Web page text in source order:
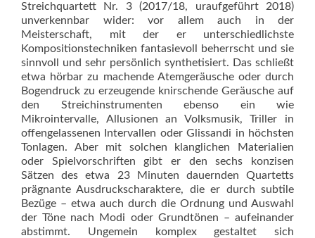
Streichquartett Nr. 3 (2017/18, uraufgeführt 2018)
unverkennbar wider: vor allem auch in der
Meisterschaft, mit der er unterschiedlichste
Kompositionstechniken fantasievoll beherrscht und sie
sinnvoll und sehr persönlich synthetisiert. Das schließt
etwa hörbar zu machende Atemgeräusche oder durch
Bogendruck zu erzeugende knirschende Geräusche auf
den Streichinstrumenten ebenso ein wie
Mikrointervalle, Allusionen an Volksmusik, Triller in
offengelassenen Intervallen oder Glissandi in höchsten
Tonlagen. Aber mit solchen klanglichen Materialien
oder Spielvorschriften gibt er den sechs konzisen
Sätzen des etwa 23 Minuten dauernden Quartetts
prägnante Ausdruckscharaktere, die er durch subtile
Bezüge – etwa auch durch die Ordnung und Auswahl
der Töne nach Modi oder Grundtönen – aufeinander
abstimmt. Ungemein komplex gestaltet sich